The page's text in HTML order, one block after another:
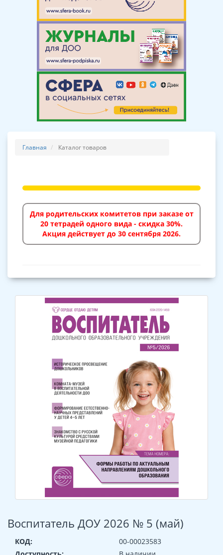
Главная Каталог товаров
Для родительских комитетов при заказе от
20 тетрадей одного вида - скидка 30%.
Акция действует до 30 сентября 2026.
Воспитатель ДОУ 2026 № 5 (май)
КОД:
00-00023583